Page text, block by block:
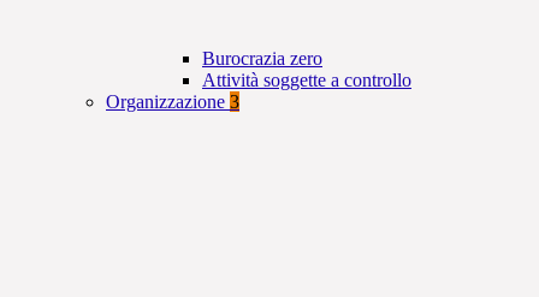
Burocrazia zero
Attività soggette a controllo
Organizzazione 3